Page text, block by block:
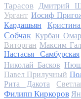
Тарасов
Дмитрий
Ургант Иосиф
Кардашьян
Собчак Курбан
Виторган Максим
Настасья Самбурская
Николай Басков
Павел Прилучный
Рита Дакота
Филипп Киркоров